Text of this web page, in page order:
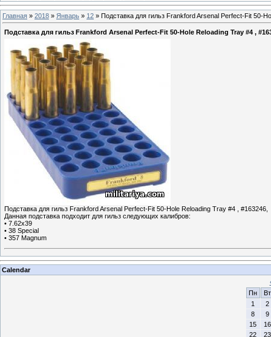
Главная » 2018 » Январь » 12 » Подставка для гильз Frankford Arsenal Perfect-Fit 50-
Подставка для гильз Frankford Arsenal Perfect-Fit 50-Hole Reloading Tray #4 ,
Подставка для гильз Frankford Arsenal Perfect-Fit 50-Hole Reloading Tray #4 , #163246,
Данная подставка подходит для гильз следующих калибров:
• 7.62x39
• 38 Special
• 357 Magnum
Calendar
Пн
Вт
1
2
8
9
15
16
22
23